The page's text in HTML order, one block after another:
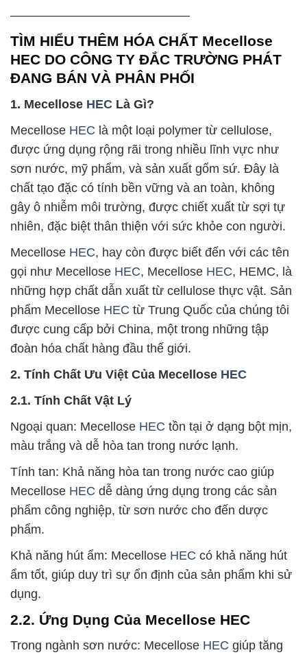
——————————————–
TÌM HIỂU THÊM HÓA CHẤT Mecellose
HEC DO CÔNG TY ĐẮC TRƯỜNG PHÁT
ĐANG BÁN VÀ PHÂN PHỐI
1. Mecellose HEC Là Gì?
Mecellose HEC là một loại polymer từ cellulose,
được ứng dụng rộng rãi trong nhiều lĩnh vực như
sơn nước, mỹ phẩm, và sản xuất gốm sứ. Đây là
chất tạo đặc có tính bền vững và an toàn, không
gây ô nhiễm môi trường, được chiết xuất từ sợi tự
nhiên, đặc biệt thân thiện với sức khỏe con người.
Mecellose HEC, hay còn được biết đến với các tên
gọi như Mecellose HEC, Mecellose HEC, HEMC, là
những hợp chất dẫn xuất từ cellulose thực vật. Sản
phẩm Mecellose HEC từ Trung Quốc của chúng tôi
được cung cấp bởi China, một trong những tập
đoàn hóa chất hàng đầu thế giới.
2. Tính Chất Ưu Việt Của Mecellose HEC
2.1. Tính Chất Vật Lý
Ngoại quan: Mecellose HEC tồn tại ở dạng bột mịn,
màu trắng và dễ hòa tan trong nước lạnh.
Tính tan: Khả năng hòa tan trong nước cao giúp
Mecellose HEC dễ dàng ứng dụng trong các sản
phẩm công nghiệp, từ sơn nước cho đến dược
phẩm.
Khả năng hút ẩm: Mecellose HEC có khả năng hút
ẩm tốt, giúp duy trì sự ổn định của sản phẩm khi sử
dụng.
2.2. Ứng Dụng Của Mecellose HEC
Trong ngành sơn nước: Mecellose HEC giúp tăng